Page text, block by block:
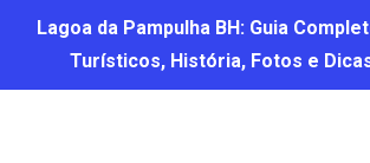
Lagoa da Pampulha BH: Guia
Turísticos, História, Fotos e